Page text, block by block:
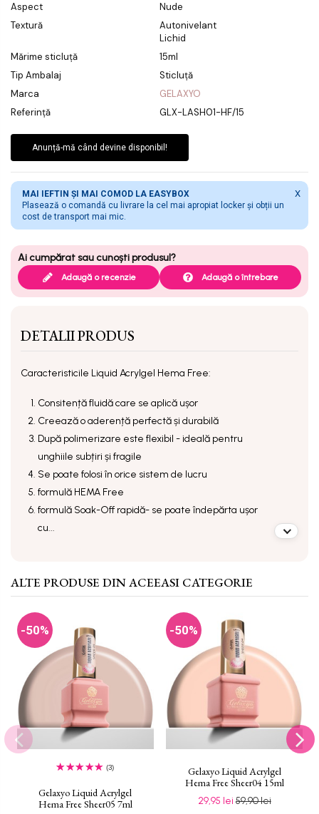
Aspect
Nude
Textură
Autonivelant
Lichid
Mărime sticluță
15ml
Tip Ambalaj
Sticluță
Marca
GELAXYO
Referință
GLX-LASH01-HF/15
Anunță-mă când devine disponibil!
MAI IEFTIN ȘI MAI COMOD LA EASYBOX
Plasează o comandă cu livrare la cel mai apropiat locker și obții un
cost de transport mai mic.
X
Adaugă o recenzie Adaugă o întrebare
DETALII PRODUS
Caracteristicile Liquid Acrylgel Hema Free:
Consitență fluidă care se aplică ușor
Creează o aderență perfectă și durabilă
După polimerizare este flexibil - ideală pentru
unghiile subțiri și fragile
Se poate folosi în orice sistem de lucru
formulă HEMA Free
formulă Soak-Off rapidă- se poate îndepărta ușor
cu...
ALTE PRODUSE DIN ACEEASI CATEGORIE
-50%
(3)
Gelaxyo Liquid Acrylgel
Hema Free Sheer05 7ml
-50%
Gelaxyo Liquid Acrylgel
Hema Free Sheer04 15ml
29,95 lei 59,90 lei